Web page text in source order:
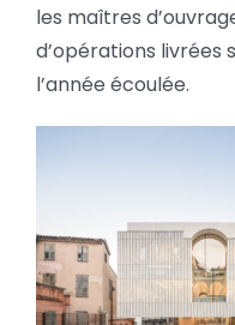
les maîtres
d’opérations livrées
l’année écoulée.